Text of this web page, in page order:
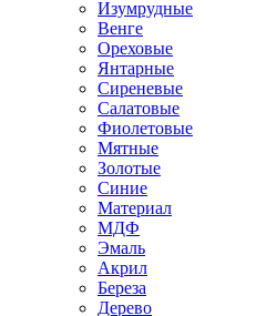
Изумрудные
Венге
Ореховые
Янтарные
Сиреневые
Салатовые
Фиолетовые
Мятные
Золотые
Синие
Материал
МДФ
Эмаль
Акрил
Береза
Дерево